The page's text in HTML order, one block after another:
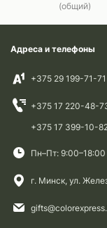
(общий)
Адреса и телефоны
+375 29 199-71-71
+375 17 220-48-
+375 17 399-10-
Пн–Пт: 9:00–18:00
г. Минск, ул.